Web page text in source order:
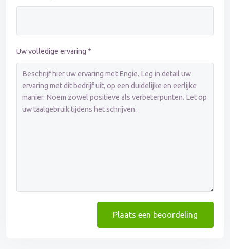
Uw volledige ervaring *
Plaats een beoordeling